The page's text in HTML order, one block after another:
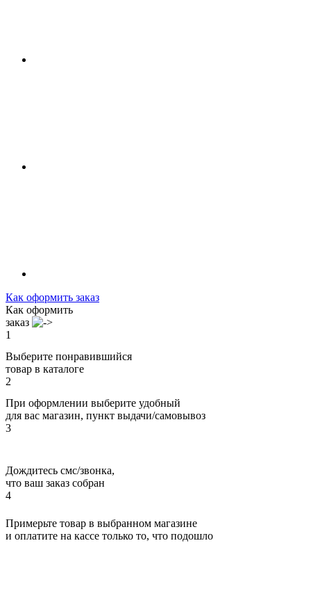
Как оформить заказ
Как оформить
заказ
1
Выберите понравившийся
товар в каталоге
2
При оформлении выберите удобный
для вас магазин, пункт выдачи/самовывоз
3
Дождитесь смс/звонка,
что ваш заказ собран
4
Примерьте товар в выбранном магазине
и оплатите на кассе только то, что подошло